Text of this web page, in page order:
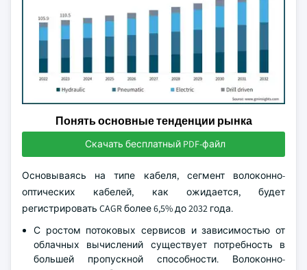
Понять основные тенденции рынка
Скачать бесплатный PDF-файл
Основываясь на типе кабеля, сегмент волоконно-
оптических кабелей, как ожидается, будет
регистрировать CAGR более 6,5% до 2032 года.
С ростом потоковых сервисов и зависимостью от
облачных вычислений существует потребность в
большей пропускной способности. Волоконно-